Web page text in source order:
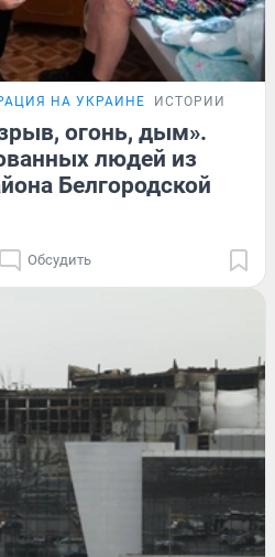
НА УКРАИНЕ ИСТОРИИ
огонь, дым».
людей из
Белгородской
Обсудить